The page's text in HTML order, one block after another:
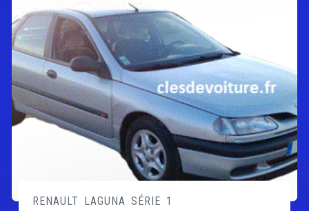
RENAULT LAGUNA SÉRIE 1